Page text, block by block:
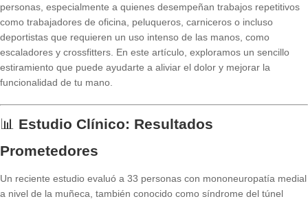
personas, especialmente a quienes desempeñan trabajos repetitivos
como trabajadores de oficina, peluqueros, carniceros o incluso
deportistas que requieren un uso intenso de las manos, como
escaladores y crossfitters. En este artículo, exploramos un sencillo
estiramiento que puede ayudarte a aliviar el dolor y mejorar la
funcionalidad de tu mano.
📊 Estudio Clínico: Resultados
Prometedores
Un reciente estudio evaluó a 33 personas con mononeuropatía medial
a nivel de la muñeca, también conocido como síndrome del túnel